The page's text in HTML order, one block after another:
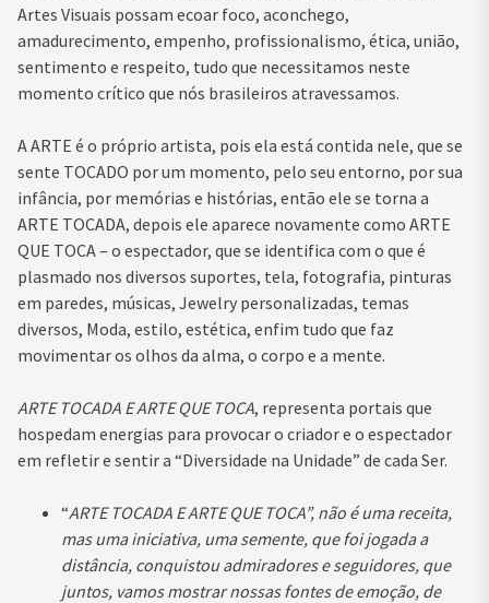
Artes Visuais possam ecoar foco, aconchego,
amadurecimento, empenho, profissionalismo, ética, união,
sentimento e respeito, tudo que necessitamos neste
momento crítico que nós brasileiros atravessamos.
A ARTE é o próprio artista, pois ela está contida nele, que se
sente TOCADO por um momento, pelo seu entorno, por sua
infância, por memórias e histórias, então ele se torna a
ARTE TOCADA, depois ele aparece novamente como ARTE
QUE TOCA – o espectador, que se identifica com o que é
plasmado nos diversos suportes, tela, fotografia, pinturas
em paredes, músicas, Jewelry personalizadas, temas
diversos, Moda, estilo, estética, enfim tudo que faz
movimentar os olhos da alma, o corpo e a mente.
ARTE TOCADA E ARTE QUE TOCA, representa portais que
hospedam energias para provocar o criador e o espectador
em refletir e sentir a “Diversidade na Unidade” de cada Ser.
“ARTE TOCADA E ARTE QUE TOCA”, não é uma receita,
mas uma iniciativa, uma semente, que foi jogada a
distância, conquistou admiradores e seguidores, que
juntos, vamos mostrar nossas fontes de emoção, de